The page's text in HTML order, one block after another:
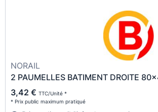
NORAIL
2 PAUMELLES BATIMENT DROITE
3,42 € TTC/Unité *
* Prix public maximum pratiqué